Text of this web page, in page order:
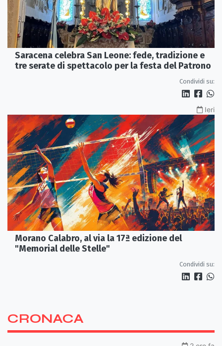
Saracena celebra San Leone: fede, tradizione e
tre serate di spettacolo per la festa del Patrono
Condividi su:
Ieri
Morano Calabro, al via la 17ª edizione del
"Memorial delle Stelle"
Condividi su:
CRONACA